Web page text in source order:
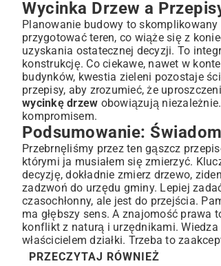
Wycinka Drzew a
Planowanie budowy to
przygotować teren, co wiąże się z
uzyskania ostatecznej decyzji. To
konstrukcję. Co ciekawe, nawet w
budynków, kwestia zieleni pozostaje
przepisy, aby zrozumieć, że
wycinkę drzew obowiązują
kompromisem.
Podsumowanie:
Przebrnęliśmy przez ten gąszcz
którymi ja musiałem się zmierzyć.
decyzję, dokładnie zmierz drzewo,
zadzwoń do urzędu gminy. Lepiej
czasochłonny, ale jest do przejścia.
ma głębszy sens. A znajomość prawa
konflikt z naturą i urzędnikami. Wiedza
właścicielem działki. Trzeba to
PRZECZYTAJ RÓWNIEŻ